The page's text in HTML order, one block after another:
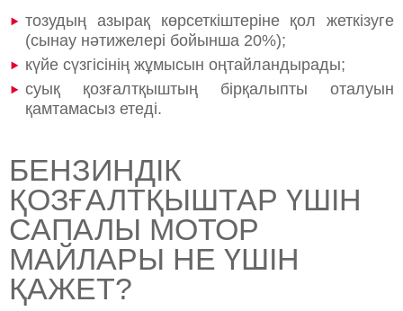
тозудың азырақ көрсеткіштеріне қол жеткізуге
(сынау нәтижелері бойынша 20%);
күйе сүзгісінің жұмысын оңтайландырады;
суық қозғалтқыштың бірқалыпты оталуын
қамтамасыз етеді.
БЕНЗИНДІК
ҚОЗҒАЛТҚЫШТАР ҮШІН
САПАЛЫ МОТОР
МАЙЛАРЫ НЕ ҮШІН
ҚАЖЕТ?